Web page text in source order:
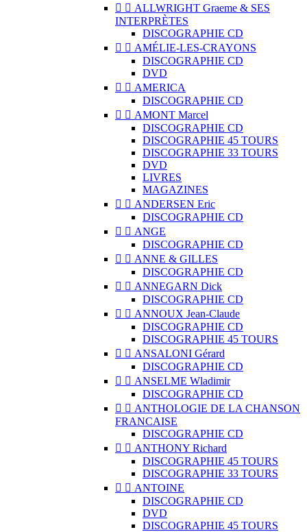
  ALLWRIGHT Graeme & SES
INTERPRÈTES
DISCOGRAPHIE CD
  AMÉLIE-LES-CRAYONS
DISCOGRAPHIE CD
DVD
  AMERICA
DISCOGRAPHIE CD
  AMONT Marcel
DISCOGRAPHIE CD
DISCOGRAPHIE 45 TOURS
DISCOGRAPHIE 33 TOURS
DVD
LIVRES
MAGAZINES
  ANDERSEN Eric
DISCOGRAPHIE CD
  ANGE
DISCOGRAPHIE CD
  ANNE & GILLES
DISCOGRAPHIE CD
  ANNEGARN Dick
DISCOGRAPHIE CD
  ANNOUX Jean-Claude
DISCOGRAPHIE CD
DISCOGRAPHIE 45 TOURS
  ANSALONI Gérard
DISCOGRAPHIE CD
  ANSELME Wladimir
DISCOGRAPHIE CD
  ANTHOLOGIE DE LA CHANSON
FRANCAISE
DISCOGRAPHIE CD
  ANTHONY Richard
DISCOGRAPHIE 45 TOURS
DISCOGRAPHIE 33 TOURS
  ANTOINE
DISCOGRAPHIE CD
DVD
DISCOGRAPHIE 45 TOURS